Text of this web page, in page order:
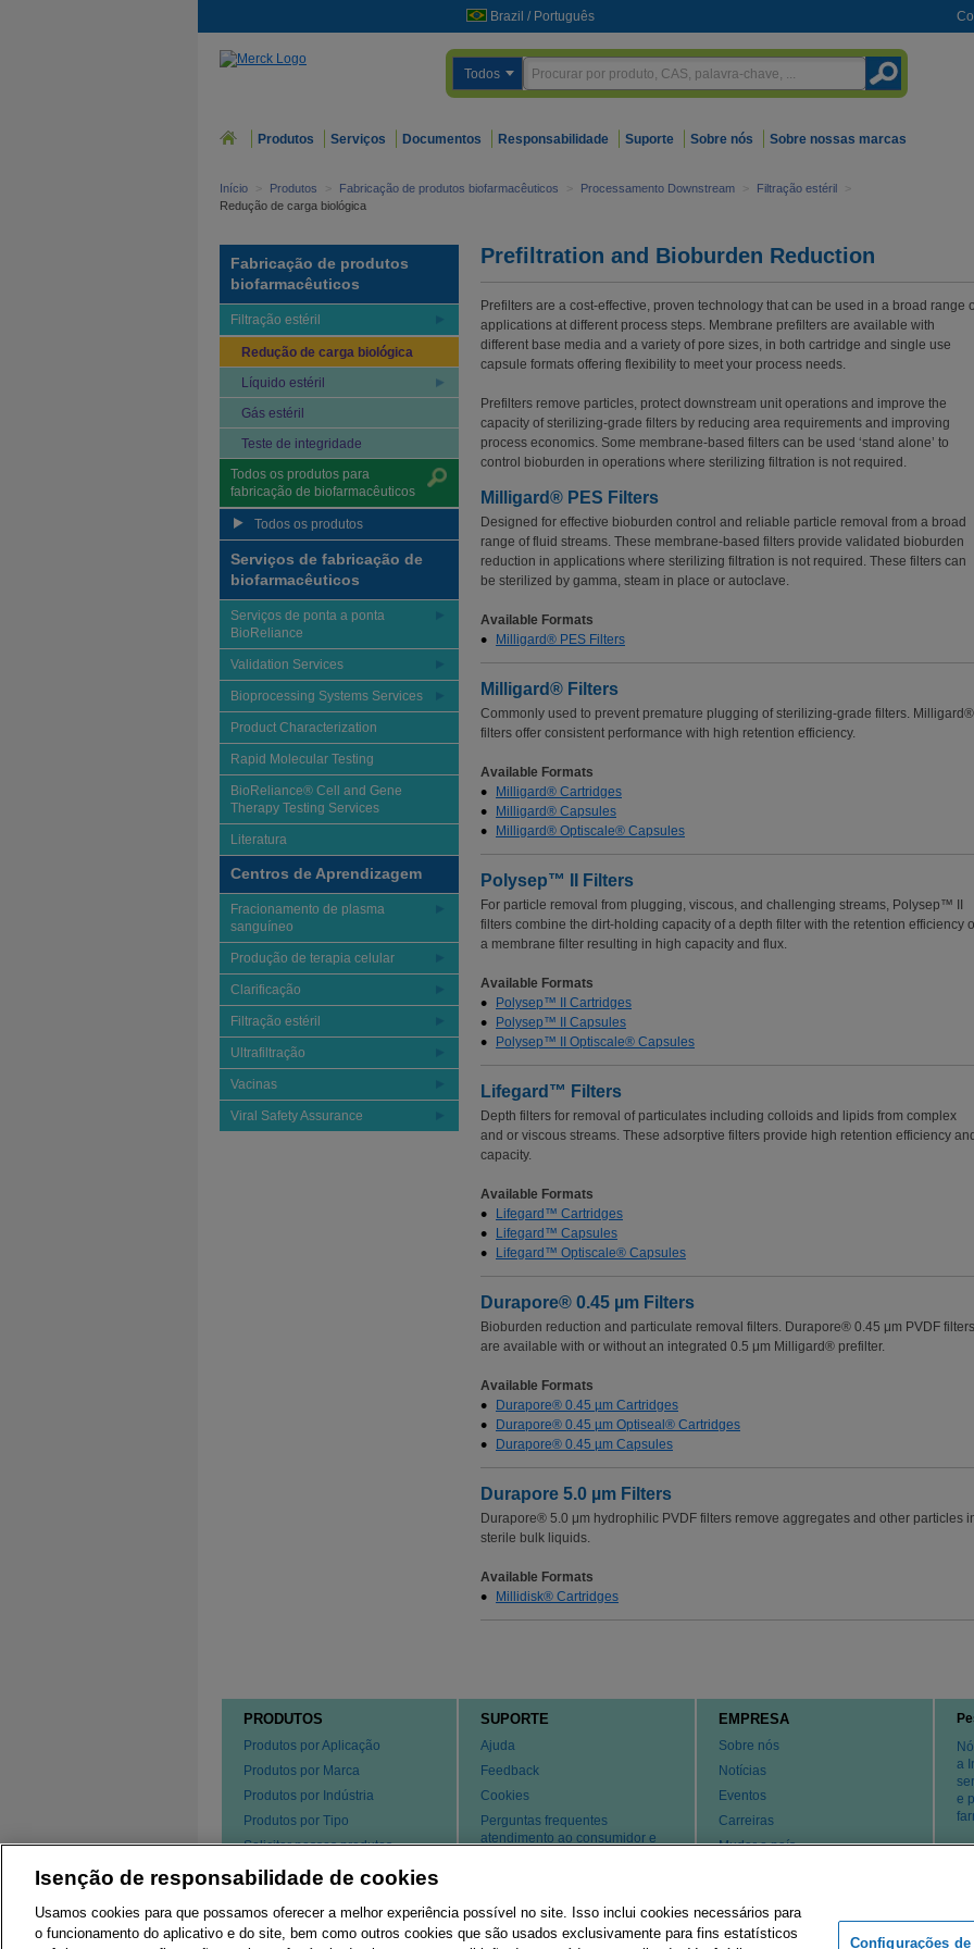
Brazil / Português
Todos
Produtos Serviços Documentos Responsabilidade Suporte Sobre nós Sobre nossas marcas
Início > Produtos > Fabricação de produtos biofarmacêuticos > Processamento Downstream > Filtração estéril
>
Redução de carga biológica
Fabricação de produtos
biofarmacêuticos
Filtração estéril
Redução de carga biológica
Líquido estéril
Gás estéril
Teste de integridade
Todos os produtos para
fabricação de biofarmacêuticos
Todos os produtos
Serviços de fabricação de
biofarmacêuticos
Serviços de ponta a ponta
BioReliance
Validation Services
Bioprocessing Systems Services
Product Characterization
Rapid Molecular Testing
BioReliance® Cell and Gene
Therapy Testing Services
Literatura
Centros de Aprendizagem
Fracionamento de plasma
sanguíneo
Produção de terapia celular
Clarificação
Filtração estéril
Ultrafiltração
Vacinas
Viral Safety Assurance
Prefiltration and Bioburden Reduction
Prefilters are a cost-effective, proven technology that can be used in a broad range
applications at different process steps. Membrane prefilters are available with
different base media and a variety of pore sizes, in both cartridge and single use
capsule formats offering flexibility to meet your process needs.
Prefilters remove particles, protect downstream unit operations and improve the
capacity of sterilizing-grade filters by reducing area requirements and improving
process economics. Some membrane-based filters can be used ‘stand alone’ to
control bioburden in operations where sterilizing filtration is not required.
Milligard® PES Filters
Designed for effective bioburden control and reliable particle removal from a broad
range of fluid streams. These membrane-based filters provide validated bioburden
reduction in applications where sterilizing filtration is not required. These filters can
be sterilized by gamma, steam in place or autoclave.
Available Formats
Milligard® PES Filters
Milligard® Filters
Commonly used to prevent premature plugging of sterilizing-grade filters. Milligard®
filters offer consistent performance with high retention efficiency.
Available Formats
Milligard® Cartridges
Milligard® Capsules
Milligard® Optiscale® Capsules
Polysep™ II Filters
For particle removal from plugging, viscous, and challenging streams, Polysep™ II
filters combine the dirt-holding capacity of a depth filter with the retention efficiency
a membrane filter resulting in high capacity and flux.
Available Formats
Polysep™ II Cartridges
Polysep™ II Capsules
Polysep™ II Optiscale® Capsules
Lifegard™ Filters
Depth filters for removal of particulates including colloids and lipids from complex
and or viscous streams. These adsorptive filters provide high retention efficiency
capacity.
Available Formats
Lifegard™ Cartridges
Lifegard™ Capsules
Lifegard™ Optiscale® Capsules
Durapore® 0.45 µm Filters
Bioburden reduction and particulate removal filters. Durapore® 0.45 μm PVDF filters
are available with or without an integrated 0.5 μm Milligard® prefilter.
Available Formats
Durapore® 0.45 µm Cartridges
Durapore® 0.45 µm Optiseal® Cartridges
Durapore® 0.45 µm Capsules
Durapore 5.0 µm Filters
Durapore® 5.0 μm hydrophilic PVDF filters remove aggregates and other particles
sterile bulk liquids.
Available Formats
Millidisk® Cartridges
PRODUTOS
Produtos por Aplicação
Produtos por Marca
Produtos por Indústria
Produtos por Tipo
Solicitar nossos produtos
SUPORTE
Ajuda
Feedback
Cookies
Perguntas frequentes
atendimento ao consumidor e
Contate-nos
EMPRESA
Sobre nós
Notícias
Eventos
Carreiras
Mudar o país
a
e
Isenção de responsabilidade de cookies
Usamos cookies para que possamos oferecer a melhor experiência possível no site. Isso inclui cookies necessários para
o funcionamento do aplicativo e do site, bem como outros cookies que são usados ​​exclusivamente para fins estatísticos
Configurações